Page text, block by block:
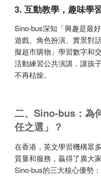
3. 互動教學，趣味學
Sino-bus深知「興趣是最
遊戲、角色扮演、實景對
擬超市購物」學習數字和
活動練習公共演講，讓孩
不再枯燥。
二、Sino-bus：為
任之選」？
在香港，英文學習機構眾
質量和服務，贏得了廣大
Sino-bus的三大核心優勢：